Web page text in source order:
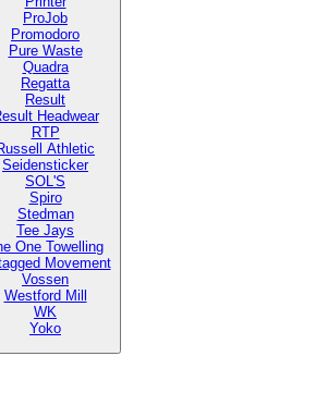
ProJob
Promodoro
Pure Waste
Quadra
Regatta
Result
Headwear
RTP
Athletic
Seidensticker
SOL'S
Spiro
Stedman
Tee Jays
One Towelling
Movement
Vossen
Westford Mill
WK
Yoko